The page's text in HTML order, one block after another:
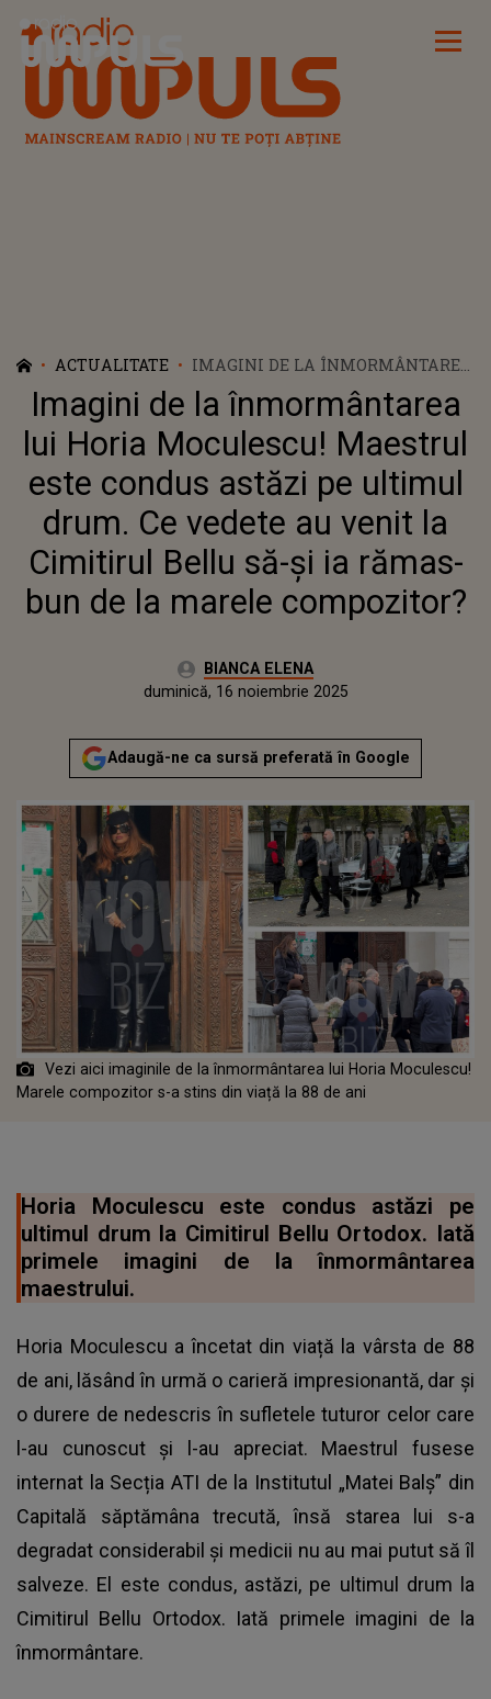
Radio Impuls
ACTUALITATE
IMAGINI DE LA ÎNMORMÂNTAREA
LUI HORIA MOCULESCU!
MAESTRUL ESTE CONDUS ASTĂZI
PE ULTIMUL DRUM. CE VEDETE AU
VENIT LA CIMITIRUL BELLU SĂ-ȘI
IA RĂMAS-BUN DE LA MARELE
COMPOZITOR?
Imagini de la înmormântarea
lui Horia Moculescu! Maestrul
este condus astăzi pe ultimul
drum. Ce vedete au venit la
Cimitirul Bellu să-și ia rămas-
bun de la marele compozitor?
Autor:BIANCA ELENA
duminică, 16 noiembrie 2025
Actualizat:
duminică, 16 noiembrie 2025
Adaugă-ne ca sursă preferată în Google
Vezi aici imaginile de la înmormântarea lui Horia Moculescu!
Marele compozitor s-a stins din viață la 88 de ani
Horia Moculescu este condus astăzi pe
ultimul drum la Cimitirul Bellu Ortodox. Iată
primele imagini de la înmormântarea
maestrului.
Horia Moculescu a încetat din viață la vârsta de 88
de ani, lăsând în urmă o carieră impresionantă, dar și
o durere de nedescris în sufletele tuturor celor care
l-au cunoscut și l-au apreciat. Maestrul fusese
internat la Secția ATI de la Institutul „Matei Balș” din
Capitală săptămâna trecută, însă starea lui s-a
degradat considerabil și medicii nu au mai putut să îl
salveze. El este condus, astăzi, pe ultimul drum la
Cimitirul Bellu Ortodox. Iată primele imagini de la
înmormântare.